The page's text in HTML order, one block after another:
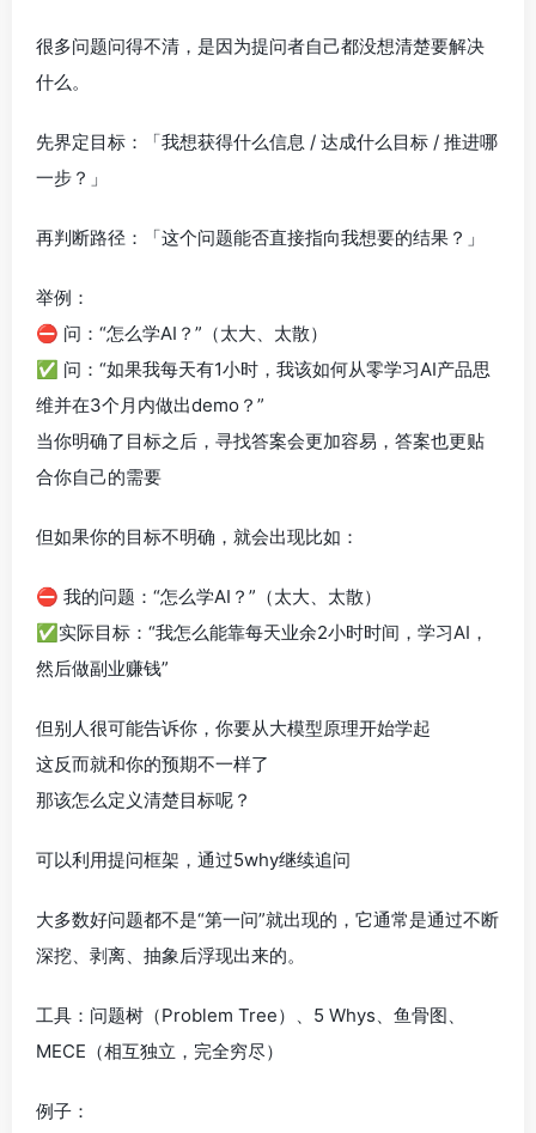
很多问题问得不清，是因为提问者自己都没想清楚要解决
什么。
先界定目标：「我想获得什么信息 / 达成什么目标 / 推进哪
一步？」
再判断路径：「这个问题能否直接指向我想要的结果？」
举例：
⛔️ 问：“怎么学AI？”（太大、太散）
✅ 问：“如果我每天有1小时，我该如何从零学习AI产品思
维并在3个月内做出demo？”
当你明确了目标之后，寻找答案会更加容易，答案也更贴
合你自己的需要
但如果你的目标不明确，就会出现比如：
⛔️ 我的问题：“怎么学AI？”（太大、太散）
✅实际目标：“我怎么能靠每天业余2小时时间，学习AI，
然后做副业赚钱”
但别人很可能告诉你，你要从大模型原理开始学起
这反而就和你的预期不一样了
那该怎么定义清楚目标呢？
可以利用提问框架，通过5why继续追问
大多数好问题都不是“第一问”就出现的，它通常是通过不断
深挖、剥离、抽象后浮现出来的。
工具：问题树（Problem Tree）、5 Whys、鱼骨图、
MECE（相互独立，完全穷尽）
例子：